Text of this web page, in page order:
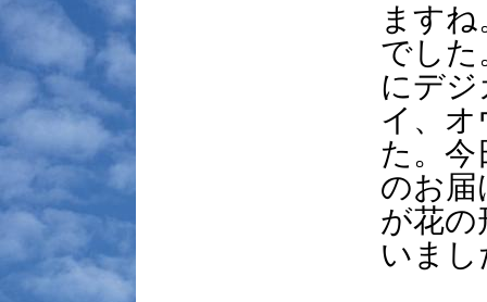
ます
でした
にデ
イ、オ
た。
のお届
が花の
いまし